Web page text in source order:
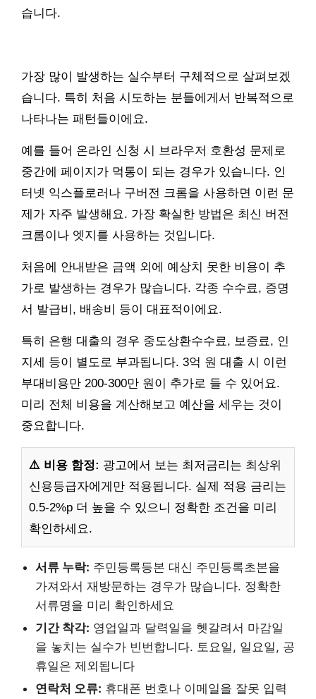
습니다.
가장 많이 발생하는 실수부터 구체적으로 살펴보겠
습니다. 특히 처음 시도하는 분들에게서 반복적으로
나타나는 패턴들이에요.
예를 들어 온라인 신청 시 브라우저 호환성 문제로
중간에 페이지가 먹통이 되는 경우가 있습니다. 인
터넷 익스플로러나 구버전 크롬을 사용하면 이런 문
제가 자주 발생해요. 가장 확실한 방법은 최신 버전
크롬이나 엣지를 사용하는 것입니다.
처음에 안내받은 금액 외에 예상치 못한 비용이 추
가로 발생하는 경우가 많습니다. 각종 수수료, 증명
서 발급비, 배송비 등이 대표적이에요.
특히 은행 대출의 경우 중도상환수수료, 보증료, 인
지세 등이 별도로 부과됩니다. 3억 원 대출 시 이런
부대비용만 200-300만 원이 추가로 들 수 있어요.
미리 전체 비용을 계산해보고 예산을 세우는 것이
중요합니다.
⚠️ 비용 함정: 광고에서 보는 최저금리는 최상위
신용등급자에게만 적용됩니다. 실제 적용 금리는
0.5-2%p 더 높을 수 있으니 정확한 조건을 미리
확인하세요.
서류 누락: 주민등록등본 대신 주민등록초본을
가져와서 재방문하는 경우가 많습니다. 정확한
서류명을 미리 확인하세요
기간 착각: 영업일과 달력일을 헷갈려서 마감일
을 놓치는 실수가 빈번합니다. 토요일, 일요일, 공
휴일은 제외됩니다
연락처 오류: 휴대폰 번호나 이메일을 잘못 입력